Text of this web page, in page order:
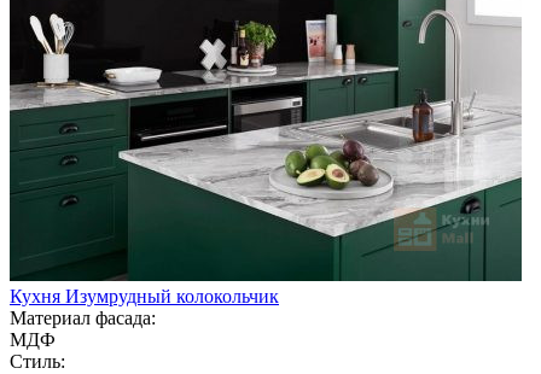
Кухня Изумрудный колокольчик
Материал фасада:
МДФ
Стиль: